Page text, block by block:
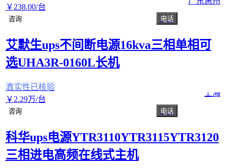
￥238.00/台
咨询 电话
艾默生ups不间断电源16kva三相单相可
选UHA3R-0160L长机
真实性已核验
￥2.29万/台
上海
咨询 电话
科华ups电源YTR3110YTR3115YTR3120
三相进电高频在线式主机